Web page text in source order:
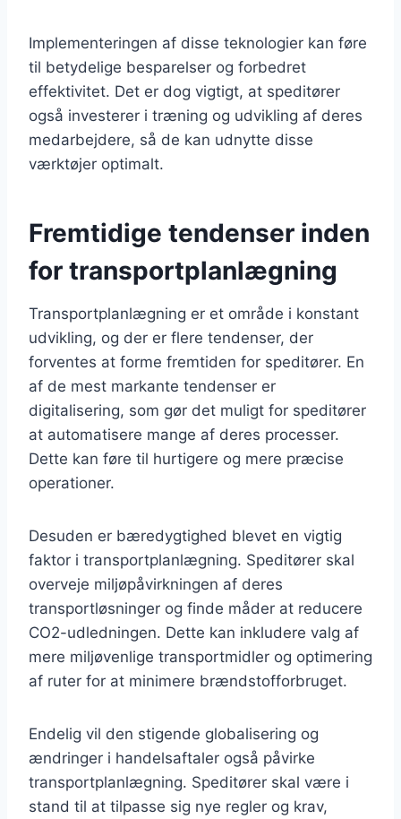
Implementeringen af disse teknologier kan føre
til betydelige besparelser og forbedret
effektivitet. Det er dog vigtigt, at speditører
også investerer i træning og udvikling af deres
medarbejdere, så de kan udnytte disse
værktøjer optimalt.
Fremtidige tendenser inden
for transportplanlægning
Transportplanlægning er et område i konstant
udvikling, og der er flere tendenser, der
forventes at forme fremtiden for speditører. En
af de mest markante tendenser er
digitalisering, som gør det muligt for speditører
at automatisere mange af deres processer.
Dette kan føre til hurtigere og mere præcise
operationer.
Desuden er bæredygtighed blevet en vigtig
faktor i transportplanlægning. Speditører skal
overveje miljøpåvirkningen af deres
transportløsninger og finde måder at reducere
CO2-udledningen. Dette kan inkludere valg af
mere miljøvenlige transportmidler og optimering
af ruter for at minimere brændstofforbruget.
Endelig vil den stigende globalisering og
ændringer i handelsaftaler også påvirke
transportplanlægning. Speditører skal være i
stand til at tilpasse sig nye regler og krav,